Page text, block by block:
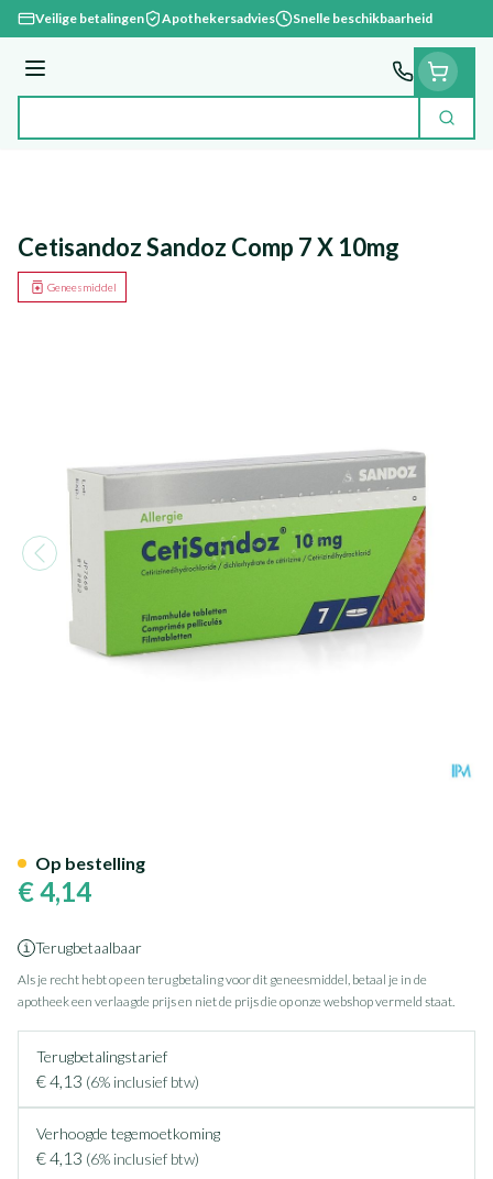
Ga naar de inhoud
Veilige betalingen Apothekersadvies Snelle beschikbaarheid
Menu
Zoek
Cetisandoz Sandoz Comp 7 X 10mg
Geneesmiddel
€ 4,14
Terugbetaalbaar
Als je recht hebt op een terugbetaling voor dit geneesmiddel, betaal je in de
apotheek een verlaagde prijs en niet de prijs die op onze webshop vermeld staat.
Terugbetalingstarief
€ 4,13 (6% inclusief btw)
Verhoogde tegemoetkoming
€ 4,13 (6% inclusief btw)
Op bestelling